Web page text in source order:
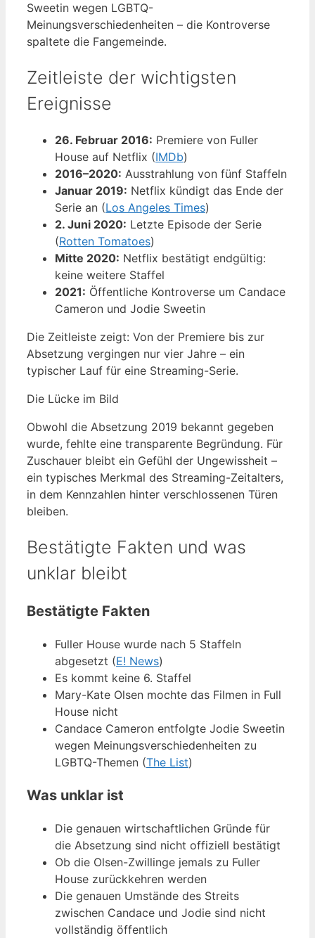
Sweetin wegen LGBTQ-
Meinungsverschiedenheiten – die Kontroverse
spaltete die Fangemeinde.
Zeitleiste der wichtigsten
Ereignisse
26. Februar 2016: Premiere von Fuller
House auf Netflix (IMDb)
2016–2020: Ausstrahlung von fünf Staffeln
Januar 2019: Netflix kündigt das Ende der
Serie an (Los Angeles Times)
2. Juni 2020: Letzte Episode der Serie
(Rotten Tomatoes)
Mitte 2020: Netflix bestätigt endgültig:
keine weitere Staffel
2021: Öffentliche Kontroverse um Candace
Cameron und Jodie Sweetin
Die Zeitleiste zeigt: Von der Premiere bis zur
Absetzung vergingen nur vier Jahre – ein
typischer Lauf für eine Streaming-Serie.
Die Lücke im Bild
Obwohl die Absetzung 2019 bekannt gegeben
wurde, fehlte eine transparente Begründung. Für
Zuschauer bleibt ein Gefühl der Ungewissheit –
ein typisches Merkmal des Streaming-Zeitalters,
in dem Kennzahlen hinter verschlossenen Türen
bleiben.
Bestätigte Fakten und was
unklar bleibt
Bestätigte Fakten
Fuller House wurde nach 5 Staffeln
abgesetzt (E! News)
Es kommt keine 6. Staffel
Mary-Kate Olsen mochte das Filmen in Full
House nicht
Candace Cameron entfolgte Jodie Sweetin
wegen Meinungsverschiedenheiten zu
LGBTQ-Themen (The List)
Was unklar ist
Die genauen wirtschaftlichen Gründe für
die Absetzung sind nicht offiziell bestätigt
Ob die Olsen-Zwillinge jemals zu Fuller
House zurückkehren werden
Die genauen Umstände des Streits
zwischen Candace und Jodie sind nicht
vollständig öffentlich